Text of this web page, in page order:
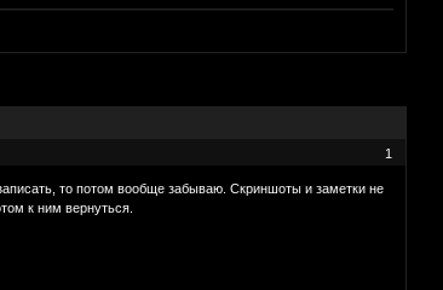
1
то потом вообще забываю. Скриншоты и заметки не
к ним вернуться.